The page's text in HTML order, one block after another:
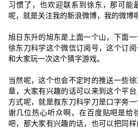
习惯了，也欢迎联系到徐东，那可能
呢，就是关注我的新浪微博，我的微博
旭日东升的旭东是上面一个山，下面
徐东刀科学这个微信订阅号，这个订
和大家玩一次这个猜字游戏。
当然呢，这个也会不定时的推送一些
章，大家有兴趣的话可以来到这个平
方式呢，就是叙东刀科学刀是口字旁
谢几位热心听众啊，在百度贴吧是给
吧，那大家有兴趣的话，也可以把同